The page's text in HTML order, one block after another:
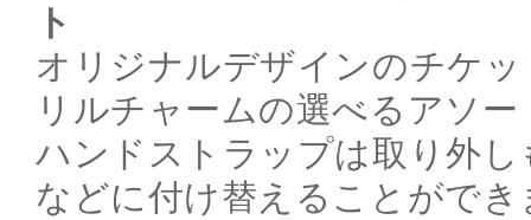
ト
オリジナルデザインのチケ
リルチャームの選べるアソー
ハンドストラップは取り外
などに付け替えることができ